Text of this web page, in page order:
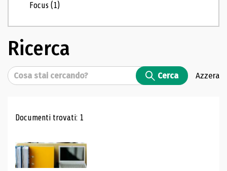
Focus(1)
Ricerca
Cerca Cerca Azzera
Risultati di ricerca
Documenti trovati: 1